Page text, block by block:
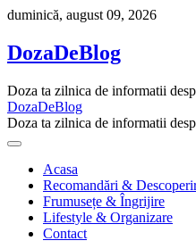
Skip
content
duminică, august 09, 2026
DozaDeBlog
Doza ta zilnica de informatii
DozaDeBlog
Doza ta zilnica de informatii
Acasa
Recomandări &
Frumusețe & Îngrijire
Lifestyle & Organizare
Contact